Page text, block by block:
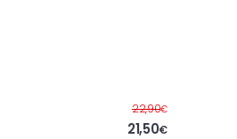
22,90€Before
21,50€